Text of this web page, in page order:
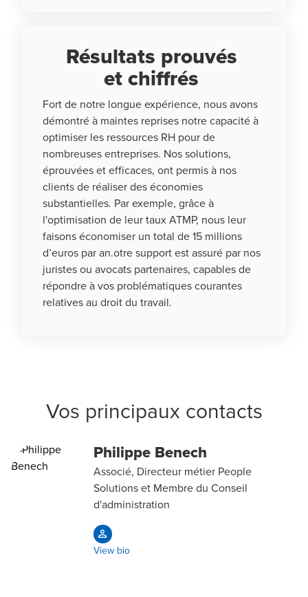
Résultats prouvés
et chiffrés
Fort de notre longue expérience, nous avons
démontré à maintes reprises notre capacité à
optimiser les ressources RH pour de
nombreuses entreprises. Nos solutions,
éprouvées et efficaces, ont permis à nos
clients de réaliser des économies
substantielles. Par exemple, grâce à
l'optimisation de leur taux ATMP, nous leur
faisons économiser un total de 15 millions
d’euros par an.otre support est assuré par nos
juristes ou avocats partenaires, capables de
répondre à vos problématiques courantes
relatives au droit du travail.
Vos principaux contacts
Philippe Benech
Associé, Directeur métier People
Solutions et Membre du Conseil
d'administration
View bio